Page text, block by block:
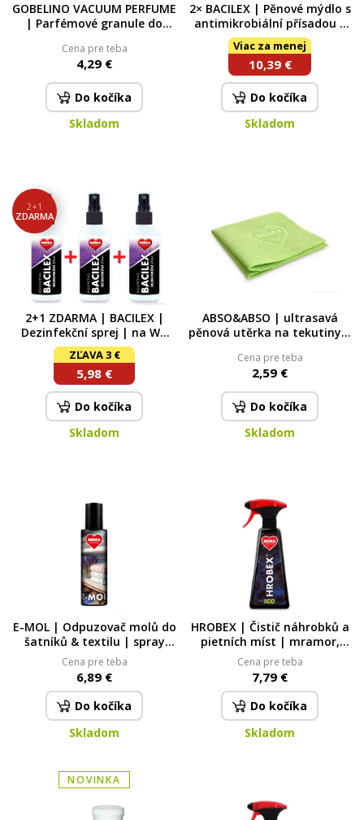
GOBELINO VACUUM PERFUME
| Parfémové granule do
ml
Cena pre teba
4,29 €
Do kočíka
Skladom
2× BACILEX | Pěnové mýdlo s
antimikrobiální přísadou |
2× 300 ml
Viac za menej
10,39 €
Do kočíka
Skladom
2+1
ZDARMA
2+1 ZDARMA | BACILEX |
Dezinfekční sprej | na WC
sedátka & povrchy | 3 × 100
ml
ZĽAVA 3 €
5,98 €
Do kočíka
Skladom
ABSO&ABSO | ultrasavá
pěnová utěrka na tekutiny |
Cena pre teba
2,59 €
Do kočíka
Skladom
E-MOL | Odpuzovač molů do
šatníků & textilu | spray
200 ml
Cena pre teba
6,89 €
Do kočíka
Skladom
HROBEX | Čistič náhrobků a
pietních míst | mramor,
žula | 500 ml 500 ml
Cena pre teba
7,79 €
Do kočíka
Skladom
NOVINKA